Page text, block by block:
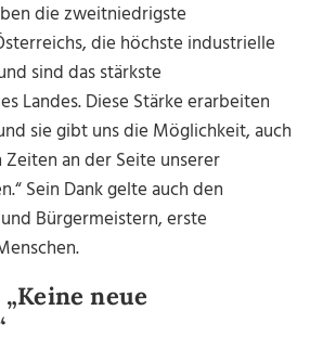
die zweitniedrigste
die höchste industrielle
sind das stärkste
Landes. Diese Stärke erarbeiten
sie gibt uns die Möglichkeit, auch
an der Seite unserer
Sein Dank gelte auch den
Bürgermeistern, erste
neue